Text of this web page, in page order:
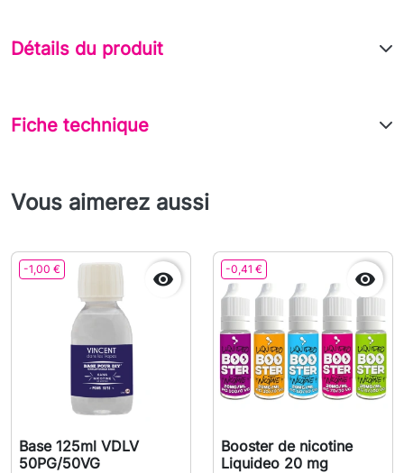
Détails du produit
Fiche technique
Vous aimerez aussi
-1,00 € 
Base 125ml VDLV
50PG/50VG
-0,41 € 
Booster de nicotine
Liquideo 20 mg